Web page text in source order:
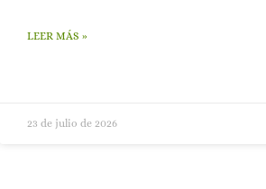
LEER MÁS »
23 de julio de 2026